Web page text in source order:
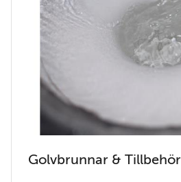
Golvbrunnar & Tillbehör